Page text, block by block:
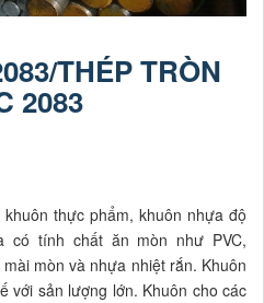
THÉP TRÒN
2083
thực phẩm, khuôn nhựa độ
có tính chất ăn mòn như PVC,
mòn và nhựa nhiệt rắn. Khuôn
với sản lượng lớn. Khuôn cho các